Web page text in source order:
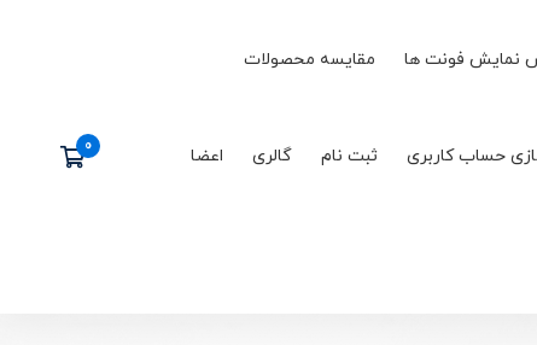
نمایش فونت ها مقایسه محصولات
حساب کاربری ثبت نام گالری اعضا